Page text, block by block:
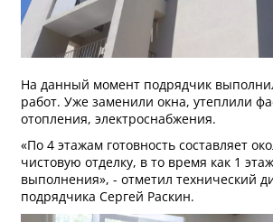
На данный момент подрядчик
работ. Уже заменили окна, утеплили
отопления, электроснабжения.
«По 4 этажам готовность составляет
чистовую отделку, в то время как 1
выполнения», - отметил технический
подрядчика Сергей Раскин.